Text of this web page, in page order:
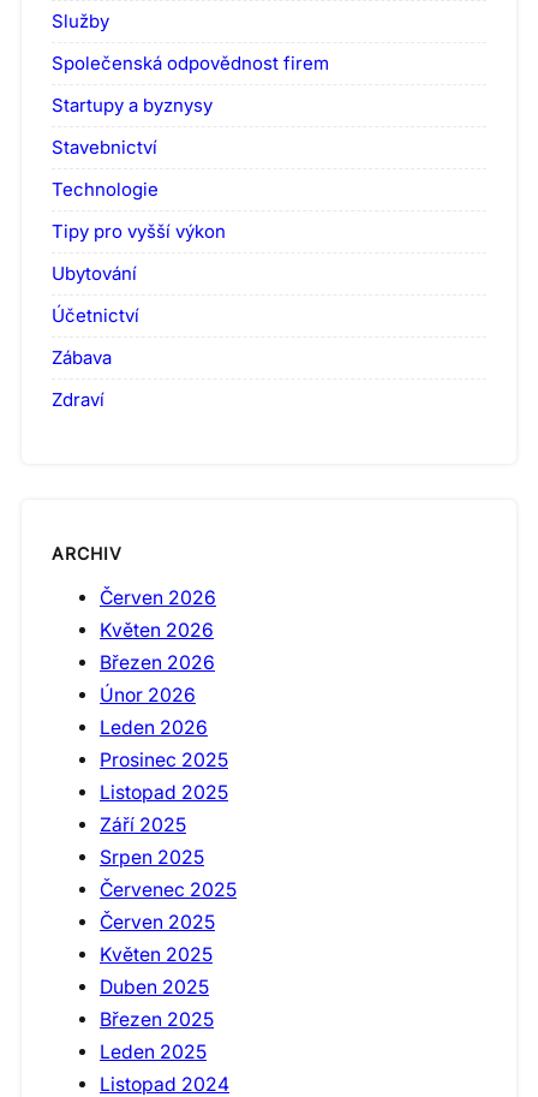
Služby
Společenská odpovědnost firem
Startupy a byznysy
Stavebnictví
Technologie
Tipy pro vyšší výkon
Ubytování
Účetnictví
Zábava
Zdraví
ARCHIV
Červen 2026
Květen 2026
Březen 2026
Únor 2026
Leden 2026
Prosinec 2025
Listopad 2025
Září 2025
Srpen 2025
Červenec 2025
Červen 2025
Květen 2025
Duben 2025
Březen 2025
Leden 2025
Listopad 2024